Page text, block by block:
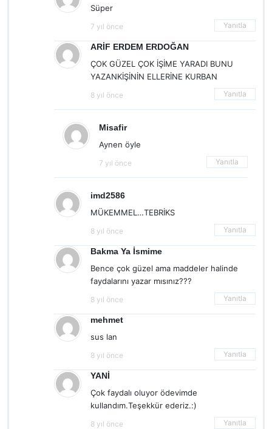
Süper
7 yıl önce Yanıtla
ARİF ERDEM ERDOĞAN
ÇOK GÜZEL ÇOK İŞİME YARADI BUNU
YAZANKİŞİNİN ELLERİNE KURBAN
8 yıl önce Yanıtla
Misafir
Aynen öyle
7 yıl önce Yanıtla
imd2586
MÜKEMMEL…TEBRİKS
8 yıl önce Yanıtla
Bakma Ya İsmime
Bence çok güzel ama maddeler halinde
faydalarını yazar mısınız???
8 yıl önce Yanıtla
mehmet
sus lan
8 yıl önce Yanıtla
YANİ
Çok faydalı oluyor ödevimde
kullandım.Teşekkür ederiz.:)
8 yıl önce Yanıtla